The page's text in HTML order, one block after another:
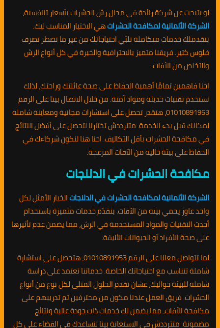
لو بتبحث عن شركة رائدة في مجال رش الحشرات بأسعار تنافسية،
الشركة الألمانية لمكافحة الحشراتهي الاختيار المناسب ليك.
بنقدملك خدمات متكاملة تلبّي احتياجاتك من غير ما تضطر تصرف
فلوس كتير. فريقنا متميز بالاحترافية والخبرة في كل أنواع الرش
والتخلص من الآفات.
احنا فاهمين تمامًا أهمية الحفاظ على صحة عائلتك وراحتك، لذلك
نستخدم تقنيات حديثة ومواد آمنة. من خلال الاتصال بينا على الرقم
01010891953، هتقدر تحصل على استشارات مجانية ومعاينة شاملة
لمكانك قبل بدء الخدمة. متترددش تختارنا لتحصل على أفضل النتائج
في مكافحة الحشرات بأقل التكاليف. احنا هنا لنكون شركاءك في
الحفاظ على بيئة خالية من الآفات المزعجة.
مكافحة الحشرات في الدلنجات
الشركة الألمانية لمكافحة الحشرات في الدلنجاتالخيار الأمثل لكل
واحد عاوز يحمي بيته من الآفات. بنقدّم خدمات متميزة باستخدام
أحدث التقنيات والمواد المستخدمة في الرش، مما يضمن عدم تأثيرها
على صحة الأفراد أو الحيوانات الأليفة.
لما تتواصل معانا على الرقم 01010891953، هتحصل على استشارة
شاملة تتناسب مع احتياجاتك الخاصة. خدماتنا تعتمد على دراسة
شاملة للبيئة حواليك، عشان نقدم الحلول المثلى لكل نوع من أنواع
الحشرات. فريق العمل عندنا مكون من محترفين تم تدريبهم على
مكافحة الآفات، مما يضمن لك خدمات ذات جودة عالية ونتائج
مضمونة. متترددش في الاستعانة بينا لنساعدك في القضاء على كل